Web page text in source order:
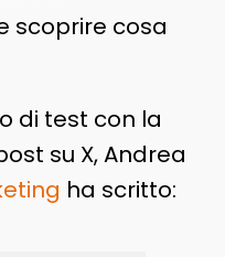
scoprire cosa
di test con la
su X, Andrea
ha scritto: